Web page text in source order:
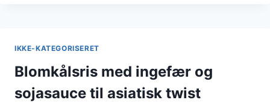
IKKE-KATEGORISERET
Blomkålsris med ingefær og
sojasauce til asiatisk twist